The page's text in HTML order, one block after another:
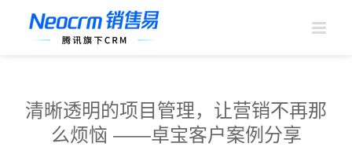
清晰透明的项目管理，让营销不再那
么烦恼 ——卓宝客户案例分享